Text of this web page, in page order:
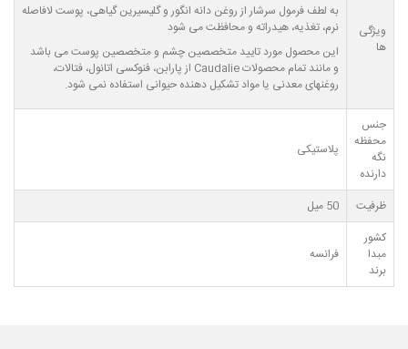
ویژگی
ها
به لطف فرمول سرشار از روغن دانه انگور و گلیسیرین گیاهی، پوست لافاصله
نرم، تغذیه، هیدراته و محافظت می شود
این محصول مورد تایید متخصصین چشم و متخصصین پوست می باشد
و مانند تمام محصولات Caudalie از پارابن، فنوکسی اتانول، فتالات،
روغنهای معدنی یا مواد تشکیل دهنده حیوانی استفاده نمی شود.
جنس
محفظه
نگه
دارنده
پلاستیکی
ظرفیت
50 میل
کشور
مبدا
برند
فرانسه